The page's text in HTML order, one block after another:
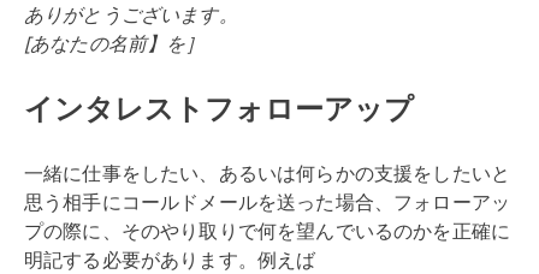
ありがとうございます。
[あなたの名前】を］
インタレストフォローアップ
一緒に仕事をしたい、あるいは何らかの支援をしたいと
思う相手にコールドメールを送った場合、フォローアッ
プの際に、そのやり取りで何を望んでいるのかを正確に
明記する必要があります。例えば